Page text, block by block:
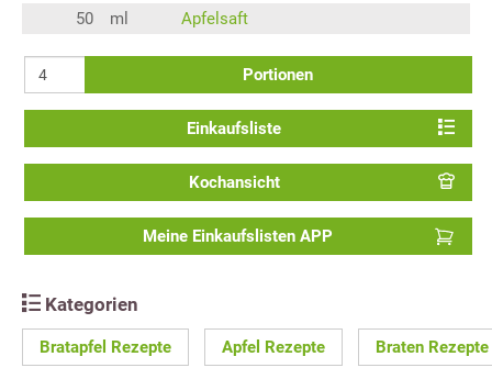
50
ml Apfelsaft
Portionen
Einkaufsliste
Kochansicht
Meine Einkaufslisten APP
Kategorien
Bratapfel Rezepte Apfel Rezepte Braten Rezepte